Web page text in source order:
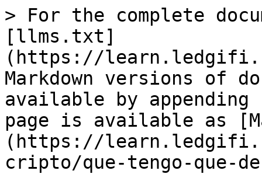
> For the complete
[llms.txt]
(https://
Markdown versions of
available by
page is available as
(https://
cripto/que-tengo-que-